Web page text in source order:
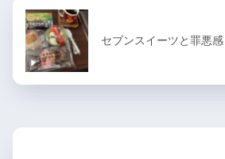
セブンスイーツと罪悪感